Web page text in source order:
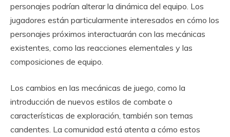
personajes podrían alterar la dinámica del equipo. Los
jugadores están particularmente interesados en cómo los
personajes próximos interactuarán con las mecánicas
existentes, como las reacciones elementales y las
composiciones de equipo.
Los cambios en las mecánicas de juego, como la
introducción de nuevos estilos de combate o
características de exploración, también son temas
candentes. La comunidad está atenta a cómo estos